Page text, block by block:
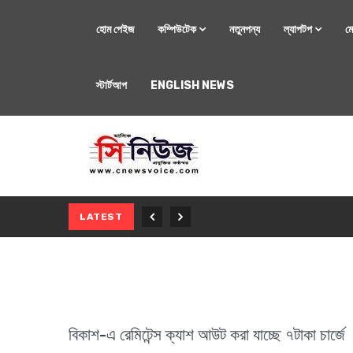
হোম পেইজ কম্পিউটেক নতুনপন্য ল্যাপটপ
স্টার্টআপ ENGLISH NEWS
LATEST
বিকাশ-এ রেমিটেন্স ক্যাশ আউট করা যাচ্ছে ৭টাকা চার্জে